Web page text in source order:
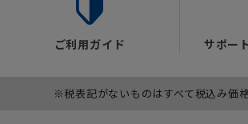
ご利用ガイド サポー
※税表記がないものはすべて税込み価